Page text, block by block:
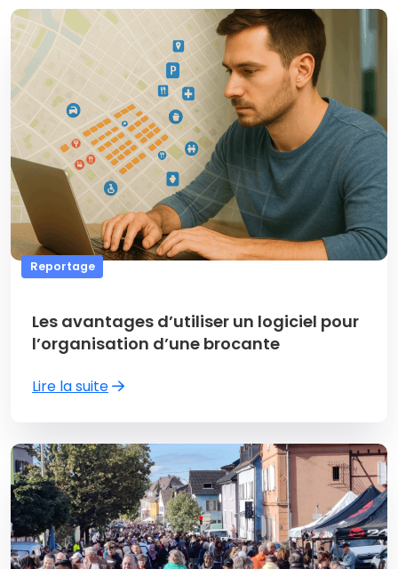
Reportage
Les avantages d’utiliser un logiciel pour
l’organisation d’une brocante
Lire la suite